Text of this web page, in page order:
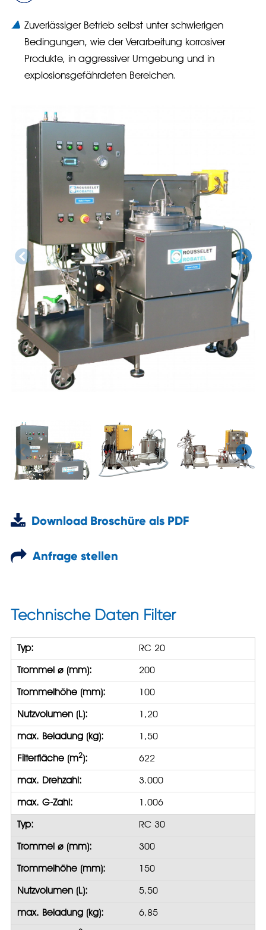
Zuverlässiger Betrieb selbst unter schwierigen
Bedingungen, wie der Verarbeitung korrosiver
Produkte, in aggressiver Umgebung und in
explosionsgefährdeten Bereichen.
Download Broschüre als PDF
Anfrage stellen
Technische Daten Filter
Typ: RC 20
Trommel ⌀ (mm): 200
Trommelhöhe (mm): 100
Nutzvolumen (L): 1,20
max. Beladung (kg): 1,50
Filterfläche (m2): 622
max. Drehzahl: 3.000
max. G-Zahl: 1.006
Typ: RC 30
Trommel ⌀ (mm): 300
Trommelhöhe (mm): 150
Nutzvolumen (L): 5,50
max. Beladung (kg): 6,85